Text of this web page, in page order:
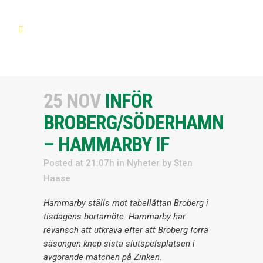
25 NOV INFÖR
BROBERG/SÖDERHAMN
– HAMMARBY IF
Posted at 21:07h in Nyheter by Sten
Haase
Hammarby ställs mot tabellåttan Broberg i
tisdagens bortamöte. Hammarby har
revansch att utkräva efter att Broberg förra
säsongen knep sista slutspelsplatsen i
avgörande matchen på Zinken.